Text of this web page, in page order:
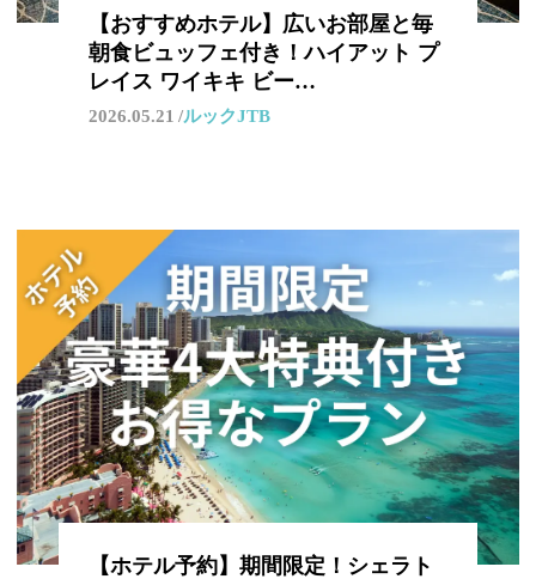
【おすすめホテル】広いお部屋と毎
朝食ビュッフェ付き！ハイアット プ
レイス ワイキキ ビー…
2026.05.21 ルックJTB
【ホテル予約】期間限定！シェラト